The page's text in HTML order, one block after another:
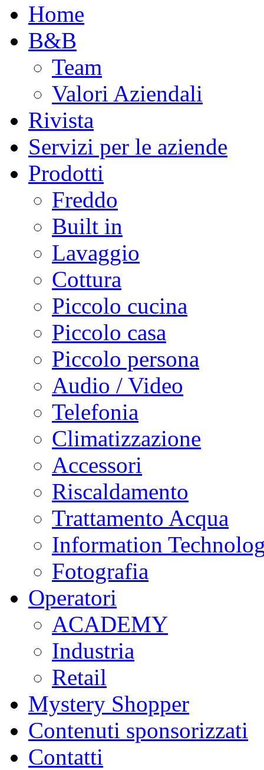
Home
B&B
Team
Valori Aziendali
Rivista
Servizi per le aziende
Prodotti
Freddo
Built in
Lavaggio
Cottura
Piccolo cucina
Piccolo casa
Piccolo persona
Audio / Video
Telefonia
Climatizzazione
Accessori
Riscaldamento
Trattamento Acqua
Information
Fotografia
Operatori
ACADEMY
Industria
Retail
Mystery Shopper
Contenuti sponsorizzati
Contatti